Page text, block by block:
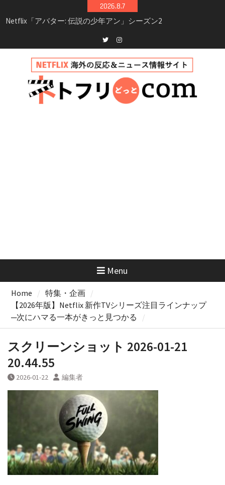
to
2026.8.7
Netflix「アバター: 伝説の少年アン」シーズン2
完全ガイド｜キャスト・登場人物・あらすじ・
Netflix映画「ボイスメールで恋をして」キャス
ト・登場人物・あらすじまとめ｜ゾーイ・ドゥ
イッチ主演ロマコメ
Netflix「ハウス・オブ・ギネス」シーズン2が更
新決定！2027年撮影開始へ
兄弟大騒動のコメディ映画「リトル・ブラザ
ー」がNetflixで配信！─キャスト・あらすじ・
Twitterinstagram
Menu
Home
特集・企画
【2026年版】Netflix 新作TVシリーズ注目ラインナップ
─次にハマる一本がきっと見つかる
スクリーンショット 2026-01-21
20.44.55
2026-01-22 編集者